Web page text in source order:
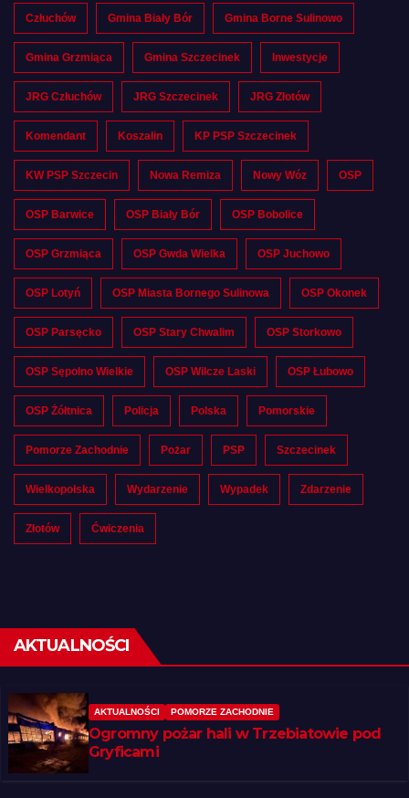
Człuchów Gmina Biały Bór Gmina Borne Sulinowo
Gmina Grzmiąca Gmina Szczecinek Inwestycje
JRG Człuchów JRG Szczecinek JRG Złotów
Komendant Koszalin KP PSP Szczecinek
KW PSP Szczecin Nowa Remiza Nowy Wóz OSP
OSP Barwice OSP Biały Bór OSP Bobolice
OSP Grzmiąca OSP Gwda Wielka OSP Juchowo
OSP Lotyń OSP Miasta Bornego Sulinowa OSP Okonek
OSP Parsęcko OSP Stary Chwalim OSP Storkowo
OSP Sępolno Wielkie OSP Wilcze Laski OSP Łubowo
OSP Żółtnica Policja Polska Pomorskie
Pomorze Zachodnie Pożar PSP Szczecinek
Wielkopolska Wydarzenie Wypadek Zdarzenie
Złotów Ćwiczenia
AKTUALNOŚCI
AKTUALNOŚCI POMORZE ZACHODNIE
Ogromny pożar hali w Trzebiatowie pod
Gryficami